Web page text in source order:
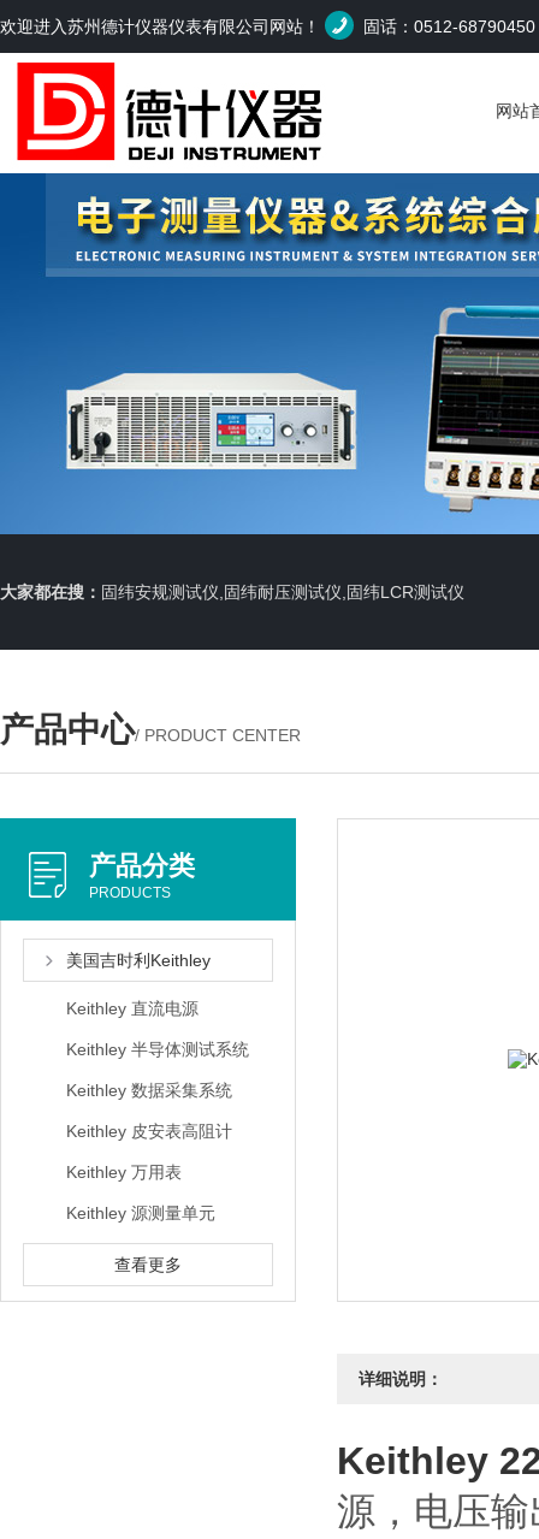
欢迎进入苏州德计仪器仪表有限公司网站！ 固话：0512-68790450
网站
大家都在搜： 固纬安规测试仪,固纬耐压测试仪,固纬LCR测试仪
产品中心/ PRODUCT CENTER
产品分类
PRODUCTS
美国吉时利Keithley
Keithley 直流电源
Keithley 半导体测试系统
Keithley 数据采集系统
Keithley 皮安表高阻计
Keithley 万用表
Keithley 源测量单元
查看更多
详细说明：
Keithley
源，电压